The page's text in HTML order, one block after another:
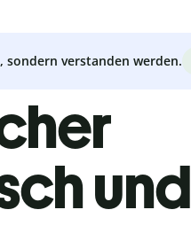
verstanden werden.
und